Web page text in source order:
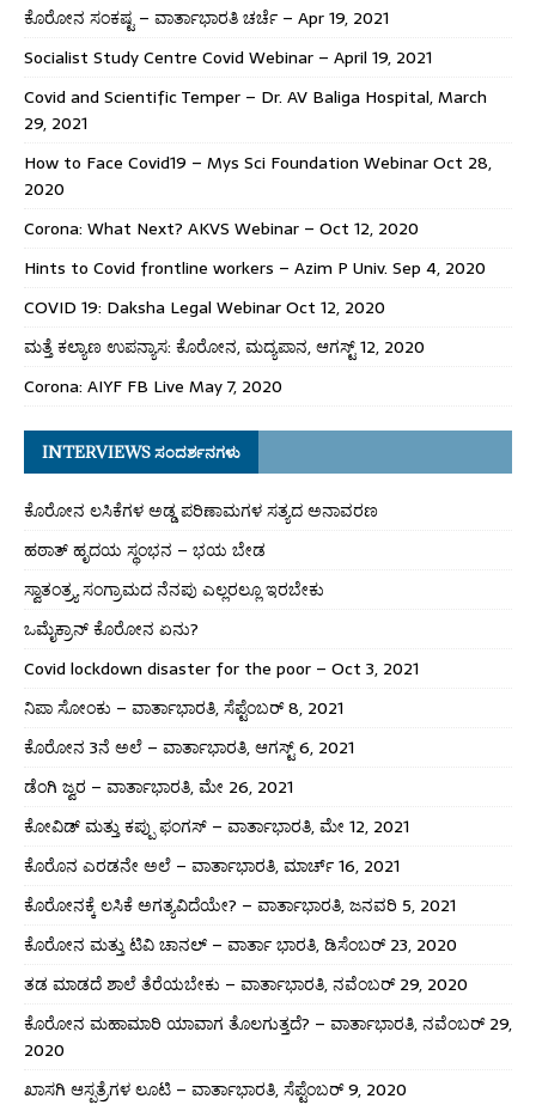
ಕೊರೋನ ಸಂಕಷ್ಟ – ವಾರ್ತಾಭಾರತಿ ಚರ್ಚೆ – Apr 19, 2021
Socialist Study Centre Covid Webinar – April 19, 2021
Covid and Scientific Temper – Dr. AV Baliga Hospital, March
29, 2021
How to Face Covid19 – Mys Sci Foundation Webinar Oct 28,
2020
Corona: What Next? AKVS Webinar – Oct 12, 2020
Hints to Covid frontline workers – Azim P Univ. Sep 4, 2020
COVID 19: Daksha Legal Webinar Oct 12, 2020
ಮತ್ತೆ ಕಲ್ಯಾಣ ಉಪನ್ಯಾಸ: ಕೊರೋನ, ಮದ್ಯಪಾನ, ಆಗಸ್ಟ್ 12, 2020
Corona: AIYF FB Live May 7, 2020
INTERVIEWS ಸಂದರ್ಶನಗಳು
ಕೊರೋನ ಲಸಿಕೆಗಳ ಅಡ್ಡ ಪರಿಣಾಮಗಳ ಸತ್ಯದ ಅನಾವರಣ
ಹಠಾತ್ ಹೃದಯ ಸ್ಥಂಭನ – ಭಯ ಬೇಡ
ಸ್ವಾತಂತ್ರ್ಯ ಸಂಗ್ರಾಮದ ನೆನಪು ಎಲ್ಲರಲ್ಲೂ ಇರಬೇಕು
ಒಮೈಕ್ರಾನ್ ಕೊರೋನ ಏನು?
Covid lockdown disaster for the poor – Oct 3, 2021
ನಿಪಾ ಸೋಂಕು – ವಾರ್ತಾಭಾರತಿ, ಸೆಪ್ಟೆಂಬರ್ 8, 2021
ಕೊರೋನ 3ನೆ ಅಲೆ – ವಾರ್ತಾಭಾರತಿ, ಆಗಸ್ಟ್ 6, 2021
ಡೆಂಗಿ ಜ್ವರ – ವಾರ್ತಾಭಾರತಿ, ಮೇ 26, 2021
ಕೋವಿಡ್ ಮತ್ತು ಕಪ್ಪು ಫಂಗಸ್ – ವಾರ್ತಾಭಾರತಿ, ಮೇ 12, 2021
ಕೊರೊನ ಎರಡನೇ ಅಲೆ – ವಾರ್ತಾಭಾರತಿ, ಮಾರ್ಚ್ 16, 2021
ಕೊರೋನಕ್ಕೆ ಲಸಿಕೆ ಅಗತ್ಯವಿದೆಯೇ? – ವಾರ್ತಾಭಾರತಿ, ಜನವರಿ 5, 2021
ಕೊರೋನ ಮತ್ತು ಟಿವಿ ಚಾನಲ್ – ವಾರ್ತಾ ಭಾರತಿ, ಡಿಸೆಂಬರ್ 23, 2020
ತಡ ಮಾಡದೆ ಶಾಲೆ ತೆರೆಯಬೇಕು – ವಾರ್ತಾಭಾರತಿ, ನವೆಂಬರ್ 29, 2020
ಕೊರೋನ ಮಹಾಮಾರಿ ಯಾವಾಗ ತೊಲಗುತ್ತದೆ? – ವಾರ್ತಾಭಾರತಿ, ನವೆಂಬರ್ 29,
2020
ಖಾಸಗಿ ಆಸ್ಪತ್ರೆಗಳ ಲೂಟಿ – ವಾರ್ತಾಭಾರತಿ, ಸೆಪ್ಟೆಂಬರ್ 9, 2020